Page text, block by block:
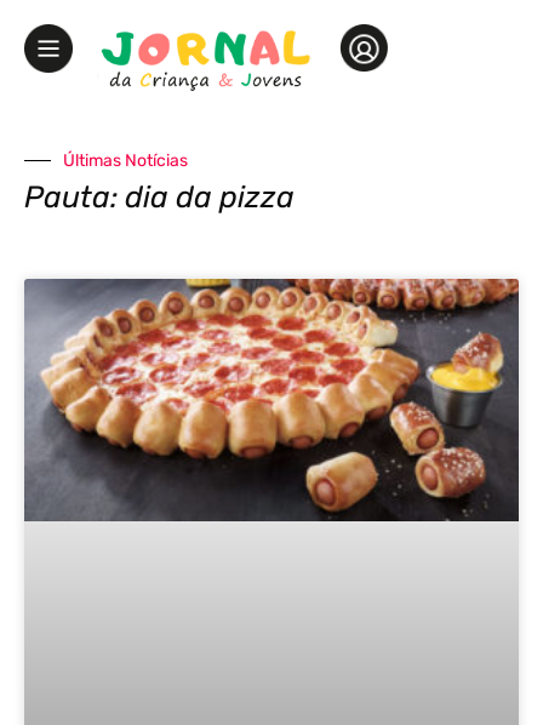
Últimas Notícias
Pauta: dia da pizza